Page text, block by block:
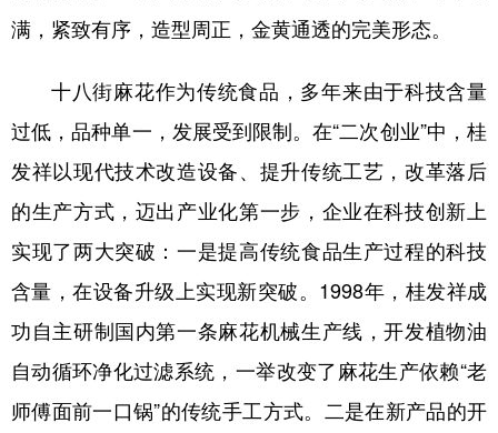
满，紧致有序，造型周正，金黄通透的完美形态。
十八街麻花作为传统食品，多年来由于科技含量
过低，品种单一，发展受到限制。在“二次创业”中，桂
发祥以现代技术改造设备、提升传统工艺，改革落后
的生产方式，迈出产业化第一步，企业在科技创新上
实现了两大突破：一是提高传统食品生产过程的科技
含量，在设备升级上实现新突破。1998年，桂发祥成
功自主研制国内第一条麻花机械生产线，开发植物油
自动循环净化过滤系统，一举改变了麻花生产依赖“老
师傅面前一口锅”的传统手工方式。二是在新产品的开